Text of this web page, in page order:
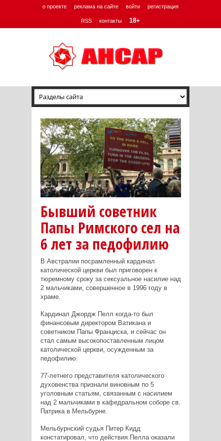
о проекте реклама на сайте войти регистрация
RSS контакты 18+
Бывший советник
Папы Римского сел на
6 лет за педофилию
В Австралии посрамленный кардинал
католической церкви был приговорен к
тюремному сроку за сексуальное насилие над
2 мальчиками, совершенное в 1996 году в
храме.
Кардинал Джордж Пелл когда-то был
финансовым директором Ватикана и
советником Папы Франциска, и сейчас он
стал самым высокопоставленным лицом
католической церкви, осужденным за
педофилию.
77-летнего представителя католического
духовенства признали виновным по 5
уголовным статьям, связанным с насилием
над 2 мальчиками в кафедральном соборе св.
Патрика в Мельбурне.
Мельбурнский судья Питер Кидд
констатировал, что действия Пелла оказали